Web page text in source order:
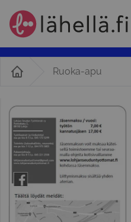
Ruoka-apu